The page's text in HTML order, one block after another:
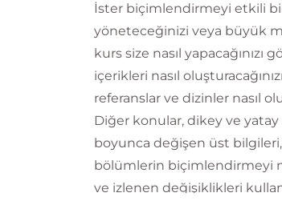
İster biçimlendirmeyi etkili
yöneteceğinizi veya büyük
kurs size nasıl
içerikleri nasıl
referanslar ve dizinler nasıl
Diğer konular, dikey ve
boyunca değişen üst
bölümlerin biçimlendirmeyi
ve izlenen değişiklikleri